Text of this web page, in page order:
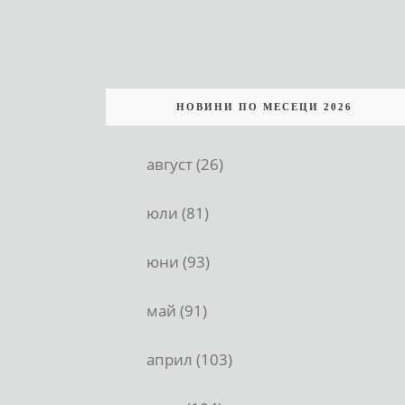
НОВИНИ ПО МЕСЕЦИ 2026
август (26)
юли (81)
юни (93)
май (91)
април (103)